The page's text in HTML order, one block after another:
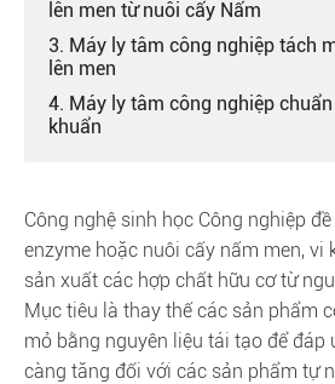
lên men từ nuôi cấy Nấm
3. Máy ly tâm công nghiệp tách
lên men
4. Máy ly tâm công nghiệp
khuẩn
Công nghệ sinh học Công nghiệp
enzyme hoặc nuôi cấy nấm men, vi
sản xuất các hợp chất hữu cơ từ
Mục tiêu là thay thế các sản phẩm
mỏ bằng nguyên liệu tái tạo để đáp
càng tăng đối với các sản phẩm tự